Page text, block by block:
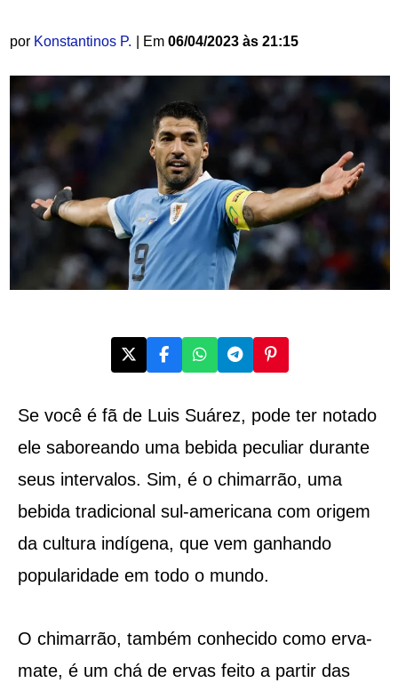
por Konstantinos P. | Em 06/04/2023 às 21:15
Se você é fã de Luis Suárez, pode ter notado
ele saboreando uma bebida peculiar durante
seus intervalos. Sim, é o chimarrão, uma
bebida tradicional sul-americana com origem
da cultura indígena, que vem ganhando
popularidade em todo o mundo.
O chimarrão, também conhecido como erva-
mate, é um chá de ervas feito a partir das